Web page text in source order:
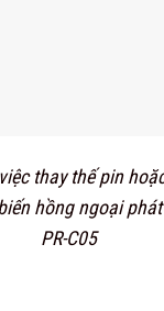
thay thế pin
hồng ngoại
PR-C05